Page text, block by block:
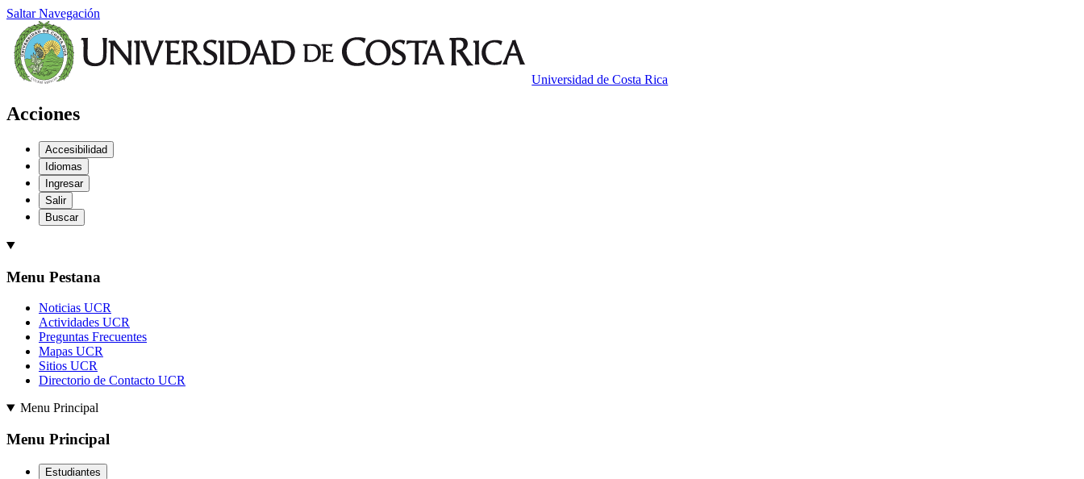
Saltar Navegación
Universidad de Costa Rica
Acciones
Accesibilidad
Idiomas
Ingresar
Salir
Buscar
Menu Pestana
Noticias UCR
Actividades UCR
Preguntas Frecuentes
Mapas UCR
Sitios UCR
Directorio de Contacto UCR
Menu Principal
Menu Principal
Estudiantes